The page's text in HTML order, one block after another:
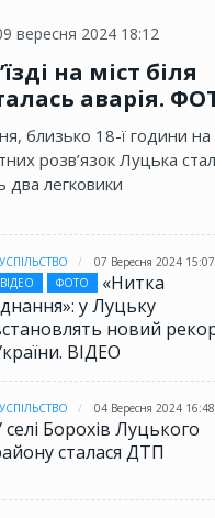
вересня 2024 18:12
на міст біля
аварія.
близько 18-ї години на
розв’язок Луцька
легковики
07 Вересня 2024 15:07
ВІДЕО
ФОТО
«Нитка
у Луцьку
новий
ВІДЕО
04 Вересня 2024 16:48
селі Борохів Луцького
сталася ДТП